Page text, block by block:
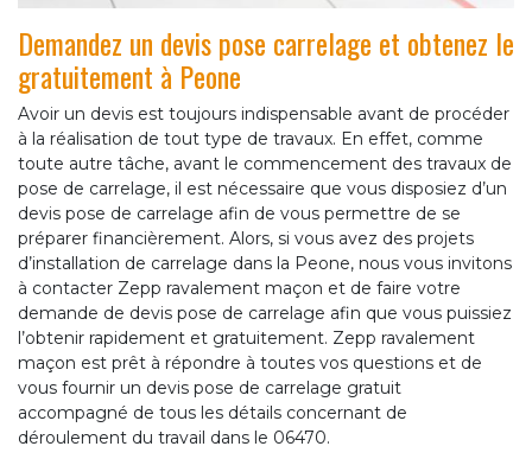
Demandez un devis pose carrelage et obtenez le
gratuitement à Peone
Avoir un devis est toujours indispensable avant de procéder
à la réalisation de tout type de travaux. En effet, comme
toute autre tâche, avant le commencement des travaux de
pose de carrelage, il est nécessaire que vous disposiez d’un
devis pose de carrelage afin de vous permettre de se
préparer financièrement. Alors, si vous avez des projets
d’installation de carrelage dans la Peone, nous vous invitons
à contacter Zepp ravalement maçon et de faire votre
demande de devis pose de carrelage afin que vous puissiez
l’obtenir rapidement et gratuitement. Zepp ravalement
maçon est prêt à répondre à toutes vos questions et de
vous fournir un devis pose de carrelage gratuit
accompagné de tous les détails concernant de
déroulement du travail dans le 06470.